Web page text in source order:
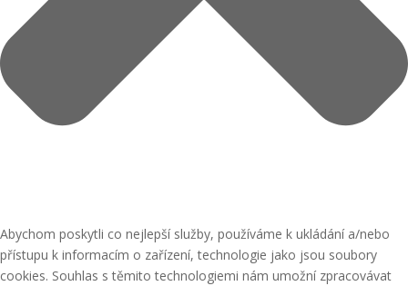
Abychom poskytli co nejlepší služby, používáme k ukládání a/nebo
přístupu k informacím o zařízení, technologie jako jsou soubory
cookies. Souhlas s těmito technologiemi nám umožní zpracovávat